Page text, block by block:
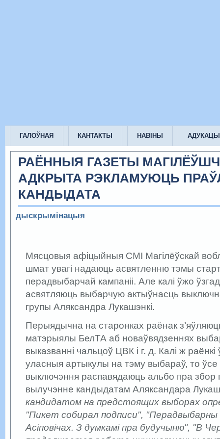
ГАЛОЎНАЯ КАНТАКТЫ НАВІНЫ
РАЁННЫЯ ГАЗЕТЫ
АДКРЫТА РЭКЛАМУЮЦЬ
КАНДЫДАТА
дыскрымінацыя
Мясцовыя афіцыйныя СМІ Магілёўскай
шмат увагі надаюць асвятленню тэмы
перадвыбарчай кампаніі. Але калі ўжо
асвятляюць выбарчую актыўнасць
групы Аляксандра Лукашэнкі.
Перыядычна на старонках раёнак
матэрыялы БелТА аб новаўвядзеннях
выказванні чальцоў ЦВК і г. д. Калі ж
уласныя артыкулы на тэму выбараў, то
выключэння распавядаюць альбо пра збор
вылучэнне кандыдатам Аляксандара
кандидатом на предстоящих выборах
"Пикет собирал подписи",
Асіповічах. З думкамі пра будучыню", "В